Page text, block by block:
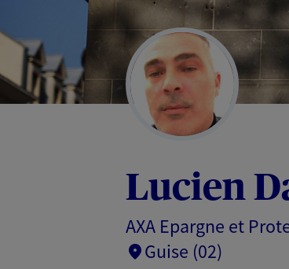
Lucien
AXA Epargne et
Guise (02)